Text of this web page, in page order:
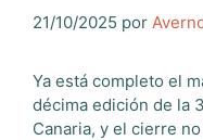
21/10/2025 por
Ya está completo el
décima edición de la
Canaria, y el cierre